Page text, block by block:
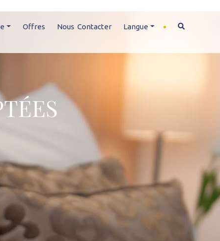
Offres Nous Contacter Langue